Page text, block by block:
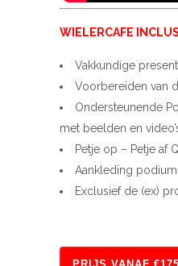
WIELERCAFE
Vakkundige
Voorbereiden van
Ondersteunende
met beelden en
Petje op – Petje af
Aankleding podium
Exclusief de (ex)